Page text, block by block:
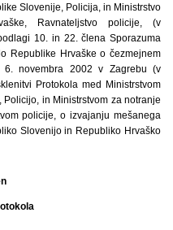
Slovenije, Policija, in Ministrstvo
Ravnateljstvo policije, (v
10. in 22. člena Sporazuma
Republike Hrvaške o čezmejnem
6. novembra 2002 v Zagrebu (v
Protokola med Ministrstvom
in Ministrstvom za notranje
policije, o izvajanju mešanega
Slovenijo in Republiko Hrvaško